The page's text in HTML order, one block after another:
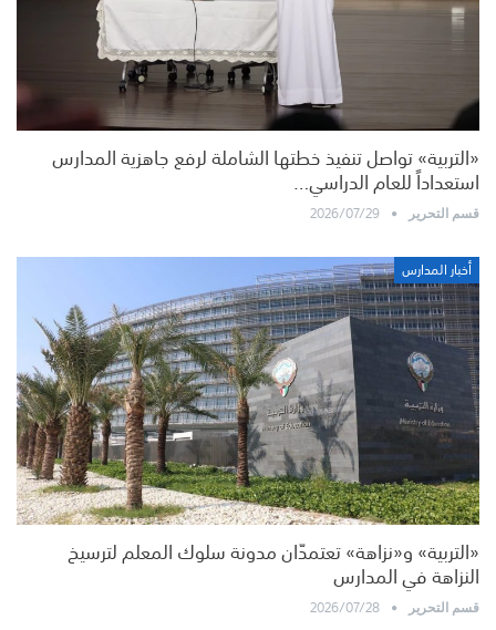
«التربية» تواصل تنفيذ خطتها الشاملة لرفع جاهزية المدارس
استعداداً للعام الدراسي…
قسم التحرير
2026/07/29
أخبار المدارس
«التربية» و«نزاهة» تعتمدّان مدونة سلوك المعلم لترسيخ
النزاهة في المدارس
قسم التحرير
2026/07/28